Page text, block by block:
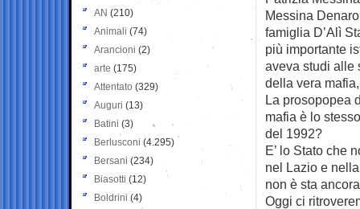
Messina
famiglia D’Alì
più importante
aveva studi alle
della vera
La prosopopea
mafia è lo
del 1992?
E’ lo Stato che
nel Lazio e
non è sta
Oggi ci
AN (210)
Animali (74)
Arancioni (2)
arte (175)
Attentato (329)
Auguri (13)
Batini (3)
Berlusconi (4.295)
Bersani (234)
Biasotti (12)
Boldrini (4)